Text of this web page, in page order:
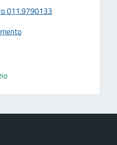
011.9790133